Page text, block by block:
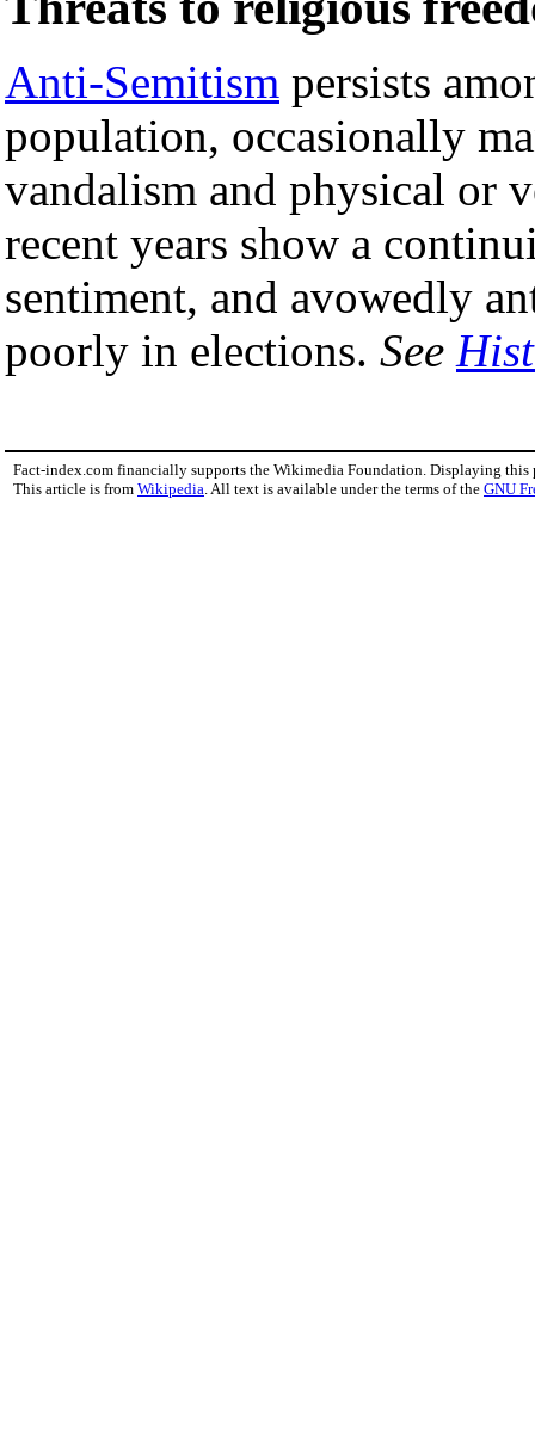
Anti-Semitism persists
population, occasionally
vandalism and physical or
recent years show a
sentiment, and avowedly
poorly in elections. See
Fact-index.com financially supports the Wikimedia Foundation. Displaying this
This article is from Wikipedia . All text is available under the terms of the GNU